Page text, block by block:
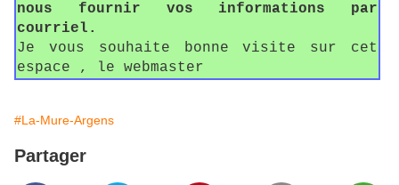
nous fournir vos informations par
courriel.
Je vous souhaite bonne visite sur cet
espace , le webmaster
#La-Mure-Argens
Partager